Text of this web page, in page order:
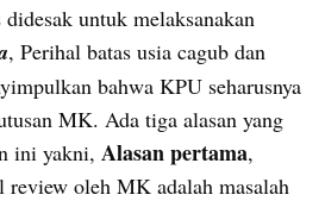
untuk melaksanakan
, Perihal batas usia cagub dan
bahwa KPU seharusnya
MK. Ada tiga alasan yang
ini yakni, Alasan pertama,